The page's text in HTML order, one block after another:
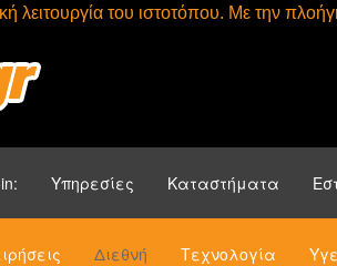
λειτουργία του ιστοτόπου. Με την
Υπηρεσίες Καταστήματα
Διεθνή Τεχνολογία